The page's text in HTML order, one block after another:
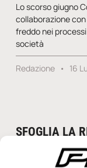
Lo scorso giugno
collaborazione
freddo nei
società
Redazione 16
SFOGLIA LA